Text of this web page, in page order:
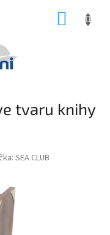
tvaru knihy
SEA CLUB